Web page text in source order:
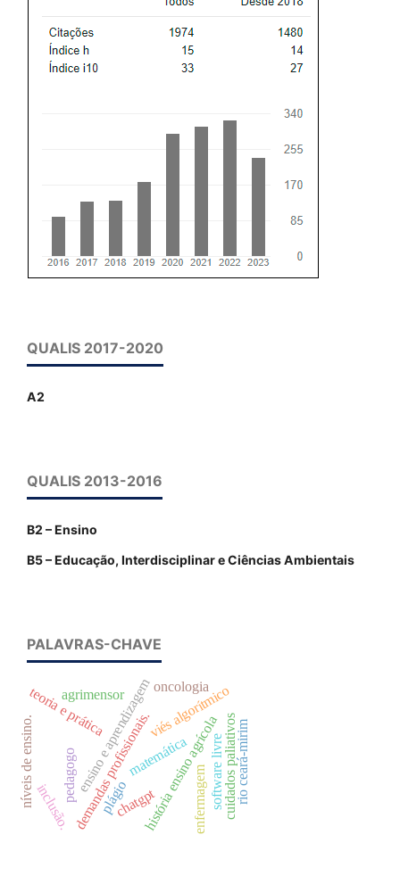
QUALIS 2017-2020
A2
QUALIS 2013-2016
B2 – Ensino
B5 – Educação, Interdisciplinar e Ciências Ambientais
PALAVRAS-CHAVE
história ensino agrícola
plágio software livre
ensino e aprendizagem
teoria e práticademandas profissionais.
pedagogo
inclusão.
viés algorítmico
matemática
chatgpt enfermagem cuidados paliativos
agrimensor
rio ceará-mirim
níveis de ensino.
oncologia